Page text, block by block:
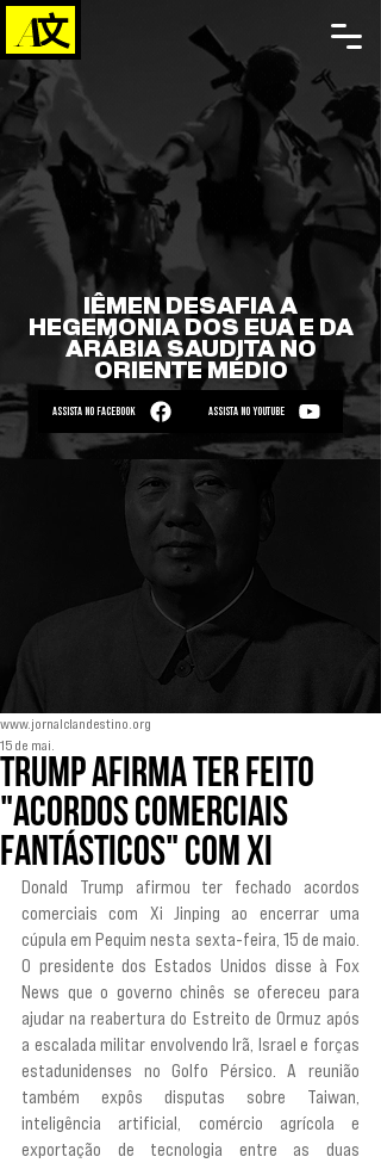
IÊMEN DESAFIA A
HEGEMONIA DOS EUA E DA
ARÁBIA SAUDITA NO
ORIENTE MÉDIO
ASSISTA NO FACEBOOK ASSISTA NO YOUTUBE
Trump afirma ter feito
"acordos comerciais
fantásticos" com Xi
www.jornalclandestino.org
15 de mai.
Donald Trump afirmou ter fechado acordos
comerciais com Xi Jinping ao encerrar uma
cúpula em Pequim nesta sexta-feira, 15 de maio.
O presidente dos Estados Unidos disse à Fox
News que o governo chinês se ofereceu para
ajudar na reabertura do Estreito de Ormuz após
a escalada militar envolvendo Irã, Israel e forças
estadunidenses no Golfo Pérsico. A reunião
também expôs disputas sobre Taiwan,
inteligência artificial, comércio agrícola e
exportação de tecnologia entre as duas